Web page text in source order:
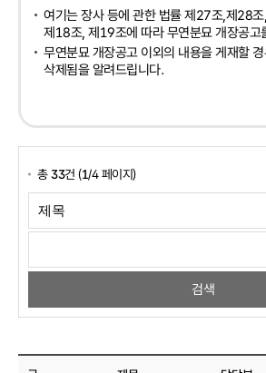
여기는 장사 등에 관한 법률 제27조,제28
제18조, 제19조에 따라 무연분묘 개장공고
무연분묘 개장공고 이외의 내용을 게재할
삭제됨을 알려드립니다.
총33건 (1/4 페이지)